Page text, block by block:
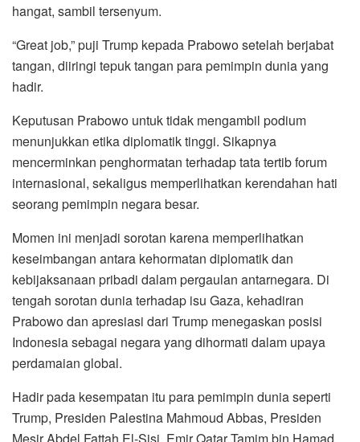
hangat, sambil tersenyum.
“Great job,” puji Trump kepada Prabowo setelah berjabat
tangan, diiringi tepuk tangan para pemimpin dunia yang
hadir.
Keputusan Prabowo untuk tidak mengambil podium
menunjukkan etika diplomatik tinggi. Sikapnya
mencerminkan penghormatan terhadap tata tertib forum
internasional, sekaligus memperlihatkan kerendahan hati
seorang pemimpin negara besar.
Momen ini menjadi sorotan karena memperlihatkan
keseimbangan antara kehormatan diplomatik dan
kebijaksanaan pribadi dalam pergaulan antarnegara. Di
tengah sorotan dunia terhadap isu Gaza, kehadiran
Prabowo dan apresiasi dari Trump menegaskan posisi
Indonesia sebagai negara yang dihormati dalam upaya
perdamaian global.
Hadir pada kesempatan itu para pemimpin dunia seperti
Trump, Presiden Palestina Mahmoud Abbas, Presiden
Mesir Abdel Fattah El-Sisi, Emir Qatar Tamim bin Hamad